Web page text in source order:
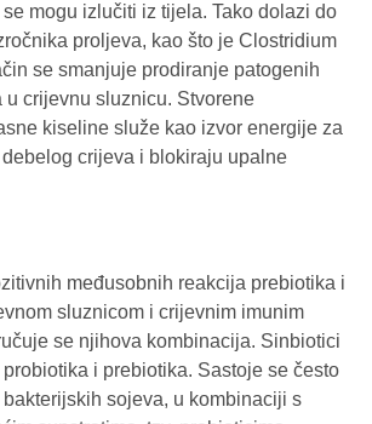
mogu izlučiti iz tijela. Tako dolazi do
proljeva, kao što je Clostridium
se smanjuje prodiranje patogenih
u crijevnu sluznicu. Stvorene
kiseline služe kao izvor energije za
crijeva i blokiraju upalne
međusobnih reakcija prebiotika i
sluznicom i crijevnim imunim
se njihova kombinacija. Sinbiotici
i prebiotika. Sastoje se često
sojeva, u kombinaciji s